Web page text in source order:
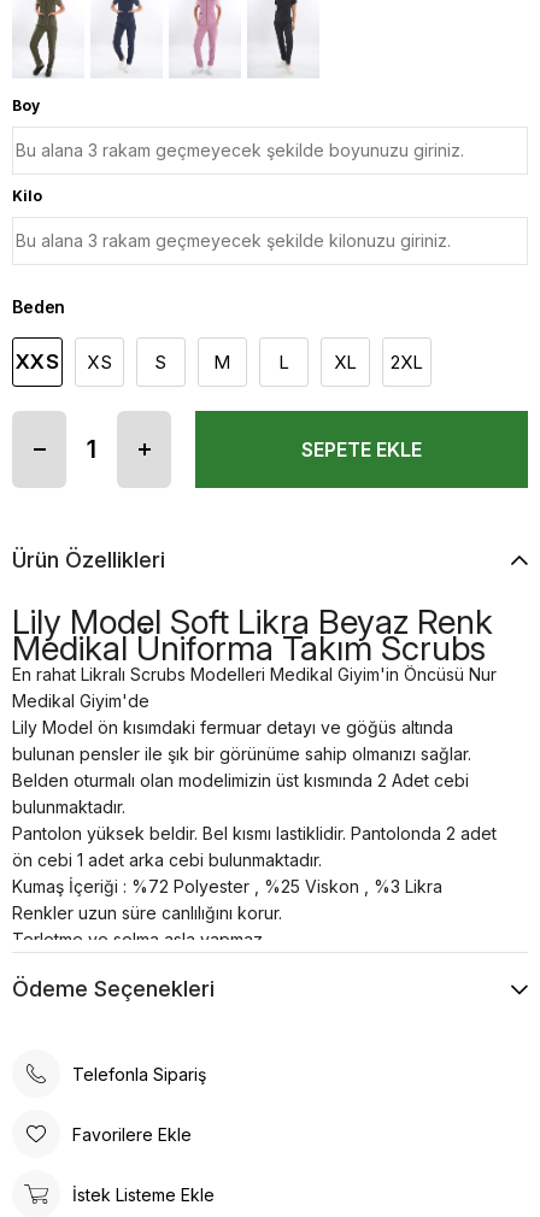
Boy
Kilo
Beden
XXS XS S M L XL 2XL
Ürün Özellikleri
Lily Model Soft Likra Beyaz Renk
Medikal Üniforma Takım Scrubs
En rahat Likralı Scrubs Modelleri Medikal Giyim'in Öncüsü Nur
Medikal Giyim'de
Lily Model ön kısımdaki fermuar detayı ve göğüs altında
bulunan pensler ile şık bir görünüme sahip olmanızı sağlar.
Belden oturmalı olan modelimizin üst kısmında 2 Adet cebi
bulunmaktadır.
Pantolon yüksek beldir. Bel kısmı lastiklidir. Pantolonda 2 adet
ön cebi 1 adet arka cebi bulunmaktadır.
Kumaş İçeriği : %72 Polyester , %25 Viskon , %3 Likra
Renkler uzun süre canlılığını korur.
Terletme ve solma asla yapmaz.
30°’de kısa programda yıkanması önerilir.
Ödeme Seçenekleri
Telefonla Sipariş
Favorilere Ekle
İstek Listeme Ekle